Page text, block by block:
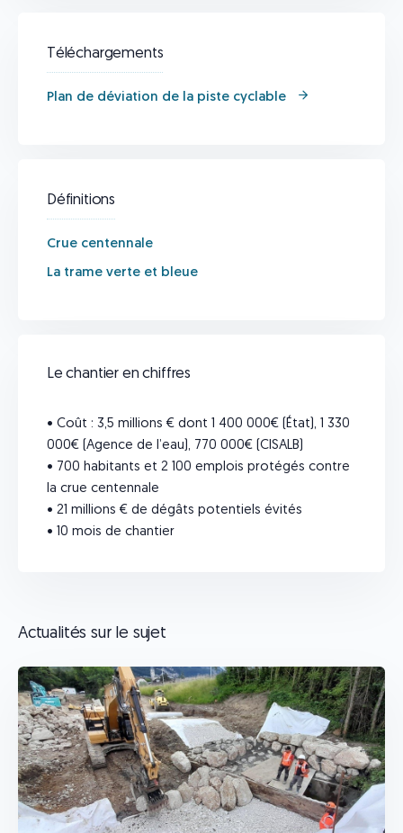
Téléchargements
Plan de déviation de la piste cyclable​
Définitions
Crue centennale
La trame verte et bleue
Le chantier en chiffres
• Coût : 3,5 millions € dont 1 400 000€ (État), 1 330
000€ (Agence de l’eau), 770 000€ (CISALB)
• 700 habitants et 2 100 emplois protégés contre
la crue centennale
• 21 millions € de dégâts potentiels évités
• 10 mois de chantier
Actualités sur le sujet